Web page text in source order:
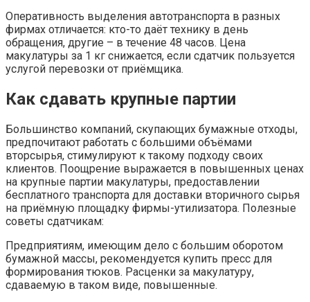
Оперативность выделения автотранспорта в разных
фирмах отличается: кто-то даёт технику в день
обращения, другие – в течение 48 часов. Цена
макулатуры за 1 кг снижается, если сдатчик пользуется
услугой перевозки от приёмщика.
Как сдавать крупные партии
Большинство компаний, скупающих бумажные отходы,
предпочитают работать с большими объёмами
вторсырья, стимулируют к такому подходу своих
клиентов. Поощрение выражается в повышенных ценах
на крупные партии макулатуры, предоставлении
бесплатного транспорта для доставки вторичного сырья
на приёмную площадку фирмы-утилизатора. Полезные
советы сдатчикам:
Предприятиям, имеющим дело с большим оборотом
бумажной массы, рекомендуется купить пресс для
формирования тюков. Расценки за макулатуру,
сдаваемую в таком виде, повышенные.